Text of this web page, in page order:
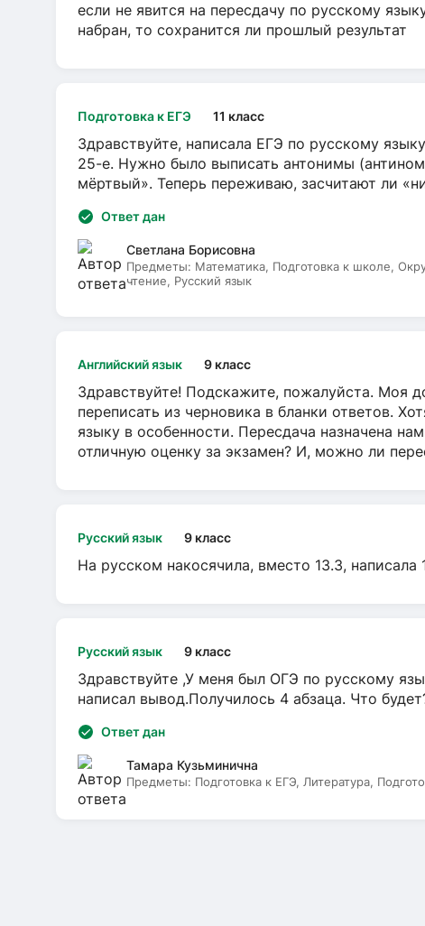
если не явится на пересдачу по русскому
набран, то сохранится ли прошлый результат
Подготовка к ЕГЭ 11 класс
Здравствуйте, написала ЕГЭ по русскому
25-е. Нужно было выписать антонимы
мёртвый». Теперь переживаю, засчитают ли
Ответ дан
Светлана Борисовна
Предметы: Математика, Подготовка к школе,
чтение, Русский язык
Английский язык 9 класс
Здравствуйте! Подскажите, пожалуйста. Моя
переписать из черновика в бланки ответов.
языку в особенности. Пересдача назначена
отличную оценку за экзамен? И, можно ли
Русский язык 9 класс
На русском накосячила, вместо 13.3, написала
Русский язык 9 класс
Здравствуйте ,У меня был ОГЭ по русскому
написал вывод.Получилось 4 абзаца. Что
Ответ дан
Тамара Кузьминична
Предметы: Подготовка к ЕГЭ, Литература,